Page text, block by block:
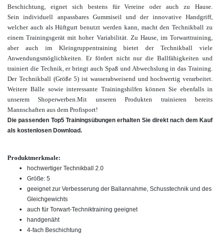
Beschichtung, eignet sich bestens für Vereine oder auch zu Hause.
Sein individuell anpassbares Gummiseil und der innovative Handgriff,
welcher auch als Hüftgurt benutzt werden kann, macht den Technikball zu
einem Trainingsgerät mit hoher Variabilität. Zu Hause, im Torwarttraining,
aber auch im Kleingruppentraining bietet der Technikball viele
Anwendungsmöglichkeiten. Er fördert nicht nur die Ballfähigkeiten und
trainiert die Technik, er bringt auch Spaß und Abwechslung in das Training.
Der Technikball (Größe 5) ist wasserabweisend und hochwertig verarbeitet.
Weitere Bälle sowie interessante Trainingshilfenkönnen Sie ebenfalls in
unserem Shoperwerben.Mit unseren Produkten trainieren bereits
Mannschaften aus dem Profisport!
Die passenden Top5 Trainingsübungen erhalten Sie direkt nach dem Kauf
als kostenlosen Download.
Produktmerkmale:
hochwertiger Technikball 2.0
Größe: 5
geeignet zur Verbesserung der Ballannahme, Schusstechnik und des
Gleichgewichts
auch für Torwart-Techniktraining geeignet
handgenäht
4-fach Beschichtung